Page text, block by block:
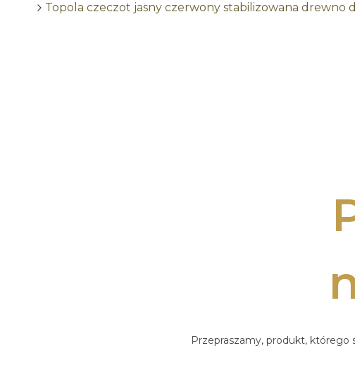
Topola czeczot jasny czerwony stabilizowana drewno
Przepraszamy, produkt, którego